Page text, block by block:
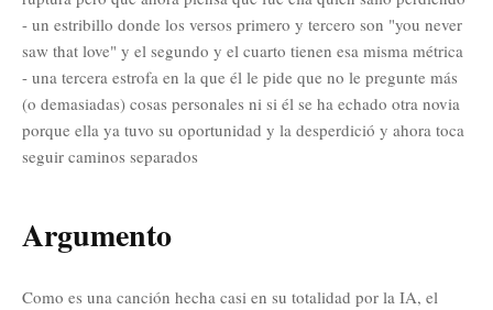
- un estribillo donde los versos primero y tercero son "you never
saw that love" y el segundo y el cuarto tienen esa misma métrica
- una tercera estrofa en la que él le pide que no le pregunte más
(o demasiadas) cosas personales ni si él se ha echado otra novia
porque ella ya tuvo su oportunidad y la desperdició y ahora toca
seguir caminos separados
Argumento
Como es una canción hecha casi en su totalidad por la IA, el